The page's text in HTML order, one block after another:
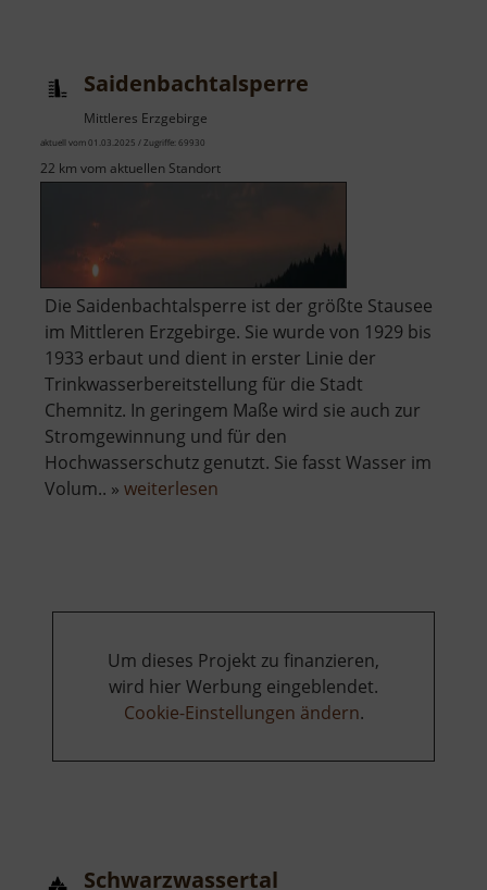
Saidenbachtalsperre
Mittleres Erzgebirge
aktuell vom 01.03.2025 / Zugriffe: 69930
22 km vom aktuellen Standort
Die Saidenbachtalsperre ist der größte Stausee
im Mittleren Erzgebirge. Sie wurde von 1929 bis
1933 erbaut und dient in erster Linie der
Trinkwasserbereitstellung für die Stadt
Chemnitz. In geringem Maße wird sie auch zur
Stromgewinnung und für den
Hochwasserschutz genutzt. Sie fasst Wasser im
Volum.. » weiterlesen
Um dieses Projekt zu finanzieren,
wird hier Werbung eingeblendet.
Cookie-Einstellungen ändern.
Schwarzwassertal